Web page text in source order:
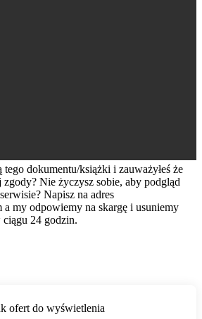
tego dokumentu/książki i zauważyłeś że
zgody? Nie życzysz sobie, aby podgląd
Napisz na adres
a my odpowiemy na skargę i usuniemy
24 godzin.